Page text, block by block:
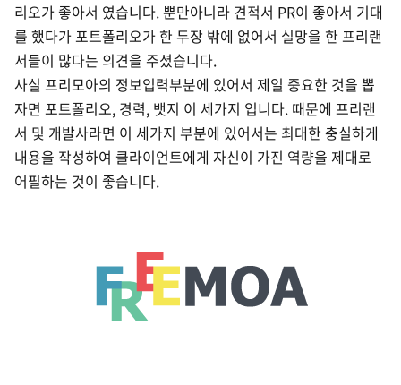
리오가 좋아서 였습니다. 뿐만아니라 견적서 PR이 좋아서 기대
를 했다가 포트폴리오가 한 두장 밖에 없어서 실망을 한 프리랜
서들이 많다는 의견을 주셨습니다.
사실 프리모아의 정보입력부분에 있어서 제일 중요한 것을 뽑
자면 포트폴리오, 경력, 뱃지 이 세가지 입니다. 때문에 프리랜
서 및 개발사라면 이 세가지 부분에 있어서는 최대한 충실하게
내용을 작성하여 클라이언트에게 자신이 가진 역량을 제대로
어필하는 것이 좋습니다.